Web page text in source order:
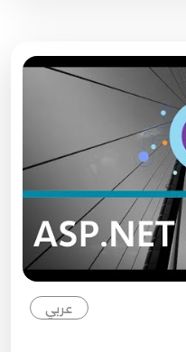
عربي
045.44.
046.45.
047.46. ASP.NET